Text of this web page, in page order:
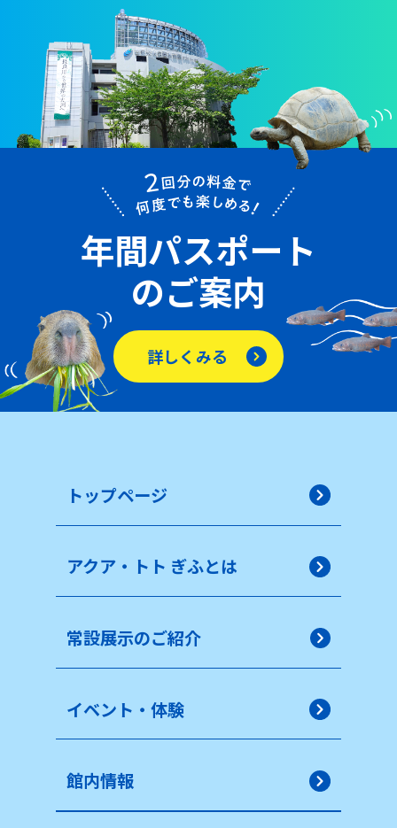
年間パスポート
のご案内
詳しくみる
トップページ
アクア・トト ぎふとは
常設展示のご紹介
イベント・体験
館内情報